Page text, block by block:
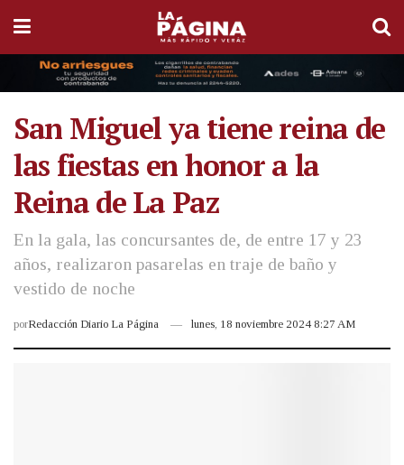
San Miguel ya tiene reina de
las fiestas en honor a la
Reina de La Paz
En la gala, las concursantes de, de entre 17 y 23
años, realizaron pasarelas en traje de baño y
vestido de noche
porRedacción Diario La Página lunes, 18 noviembre 2024 8:27 AM